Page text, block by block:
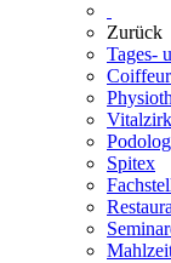
Zurück
Tages-
Spitex